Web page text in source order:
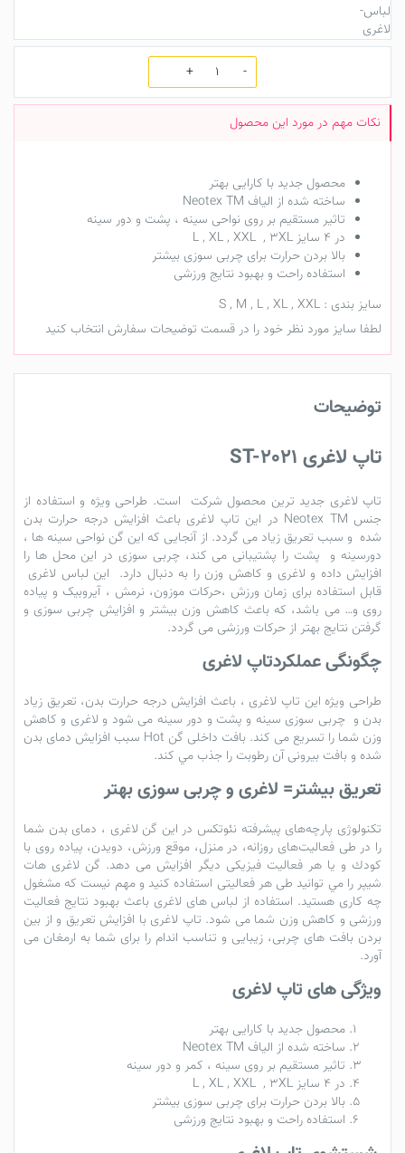
محصول جدید با کارایی بهتر
ساخته شده از الیاف Neotex TM
تاثیر مستقیم بر روی نواحی سینه ، پشت و دور سینه
در 4 سایز L , XL , XXL , 3XL
بالا بردن حرارت برای چربی سوزی بیشتر
استفاده راحت و بهبود نتایج ورزشی
سایز بندی : S , M , L , XL , XXL
لطفا سایز مورد نظر خود را در قسمت توضیحات سفارش انتخاب کنید
توضیحات
تاپ لاغری ST-2021
تاپ لاغری جدید ترین محصول شرکت است. طراحی ویژه و استفاده از
جنس Neotex TM در این
تاپ لاغری باعث افزایش درجه حرارت بدن
شده و سبب تعریق زیاد می گردد. از آنجایی که این گن نواحی سینه ها ،
دورسینه و پشت را پشتیبانی می کند، چربی سوزی در این محل ها را
افزایش داده و لاغری و کاهش وزن را به دنبال دارد. این لباس لاغری
قابل استفاده برای زمان ورزش ،حرکات موزون، نرمش ، آیروبیک و پیاده
روی و… می باشد، که باعث کاهش وزن بیشتر و افزایش چربی سوزی و
گرفتن نتایج بهتر از حرکات ورزشی می گردد.
چگونگی عملكردتاپ لاغری
طراحی ويژه این تاپ لاغری ، باعث افزايش درجه حرارت بدن، تعريق زياد
بدن و چربی سوزی سینه و پشت و دور سینه می شود و لاغری و كاهش
وزن شما را تسریع می کند. بافت داخلی گن Hot سبب افزايش دمای بدن
شده و بافت بيرونی آن رطوبت را جذب مي كند.
تعریق بیشتر= لاغری و چربی سوزی بهتر
تكنولوژی پارچه‌های پيشرفته نئوتكس در این گن لاغری ، دمای بدن شما
را در طی فعاليت‌های روزانه، در منزل، موقع ورزش، دويدن، پياده روی با
كودك و يا هر فعاليت فيزيكی ديگر افزايش می دهد. گن لاغری ‌هات
شيپررا مي توانيد طی هر فعاليتی استفاده كنيد و مهم نيست كه مشغول
چه كاری هستيد. استفاده از لباس های لاغری باعث بهبود نتایج فعالیت
ورزشی و کاهش وزن شما می شود. تاپ لاغری با افزایش تعریق و از بین
بردن بافت های چربی، زیبایی و تناسب اندام را برای شما به ارمغان می
آورد.
ویژگیهای تاپ لاغری
محصول جدید با کارایی بهتر
ساخته شده از الیاف Neotex TM
تاثیر مستقیم بر روی سینه ، کمر و دور سینه
در 4 سایز L , XL , XXL , 3XL
بالا بردن حرارت برای چربی سوزی بیشتر
استفاده راحت و بهبود نتایج ورزشی